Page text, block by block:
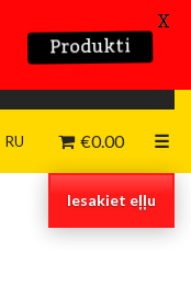
RU
Iesakiet eļļu
€0.00 ☰
Produkti
X